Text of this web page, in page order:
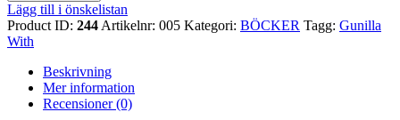
Lägg till i önskelistan
Product ID: 244 Artikelnr: 005 Kategori: BÖCKER Tagg: Gunilla
With
Beskrivning
Mer information
Recensioner (0)